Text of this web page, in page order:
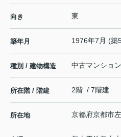
向き 東
築年月 1976年7月 (築
種別 / 建物構造 中古マンショ
所在階 / 階建 2階 / 7階建
所在地 京都府京都市